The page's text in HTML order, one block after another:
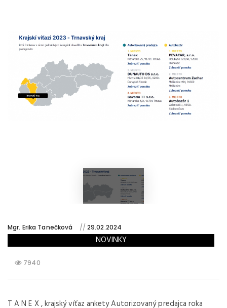
Mgr. Erika Tanečková // 29.02.2024
NOVINKY
7940
T A N E X , krajský víťaz ankety Autorizovaný predajca roka